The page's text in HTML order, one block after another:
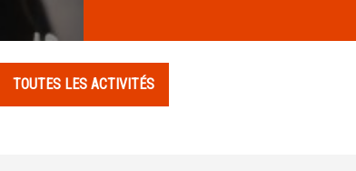
TOUTES LES ACTIVITÉS